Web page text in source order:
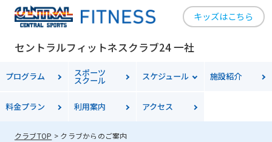
キッズはこちら
セントラルフィットネスクラブ24 一社
プログラム スポーツ
スクール スケジュール 施設紹介
料金プラン 利用案内 アクセス
クラブTOP クラブからのご案内